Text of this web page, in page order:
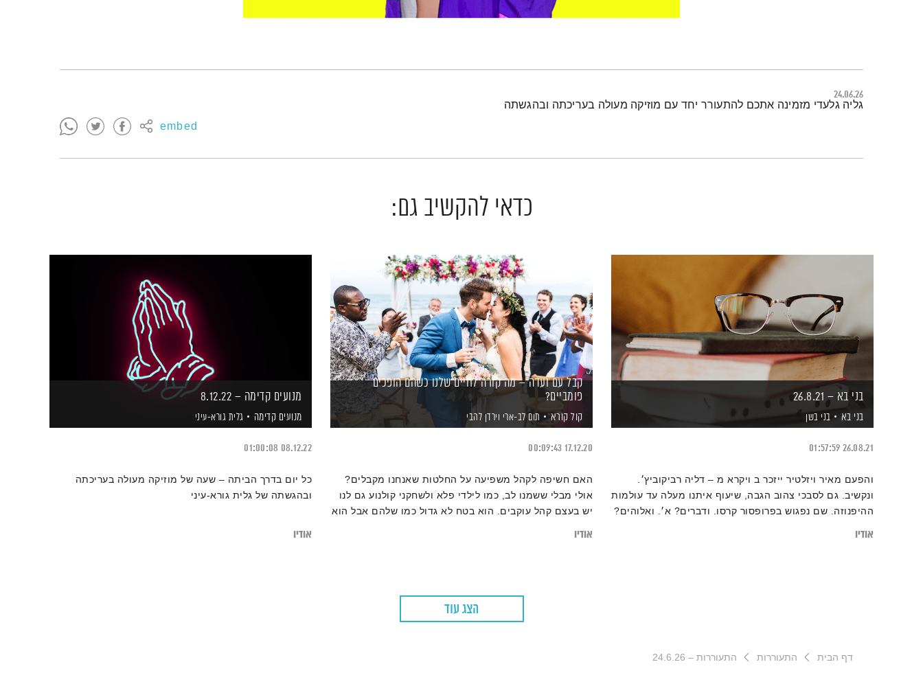
24.06.26
embed
תמצית הפודקאסט
גליה גלעדי מזמינה אתכם להתעורר יחד עם מוזיקה מעולה בעריכתה ובהגשתה
כדאי להקשיב גם:
בני בא – 26.8.21
בני בא בני בשן
26.08.21
01:57:59
והפעם מאיר ויזלטיר ייזכר ב ויקרא מ – דליה רביקוביץ׳.
ונקשיב. גם לסבכי צהוב הגבה, שיעוף איתנו מעלה עד עולמות
ההיפנוזה. שם נפגוש בפרופסור קרסו. ודברים? א׳. ואלוהים?
אודיו
קבל עם ועדה – מה קורה לחיים שלנו כשהם הופכים
פומביים?
קול קורא תום לב-ארי וירדן להבי
17.12.20
00:09:43
האם חשיפה לקהל משפיעה על החלטות שאנחנו מקבלים?
אולי מבלי ששמנו לב, כמו לילדי פלא ולשחקני קולנוע גם לנו
יש בעצם קהל עוקבים. הוא בטח לא גדול כמו שלהם אבל הוא
אודיו
מנועים קדימה – 8.12.22
מנועים קדימה גלית גורא-עיני
08.12.22
01:00:08
כל יום בדרך הביתה – שעה של מוזיקה מעולה בעריכתה
ובהגשתה של גלית גורא-עיני
אודיו
הצג עוד
דף הבית התעוררות התעוררות – 24.6.26